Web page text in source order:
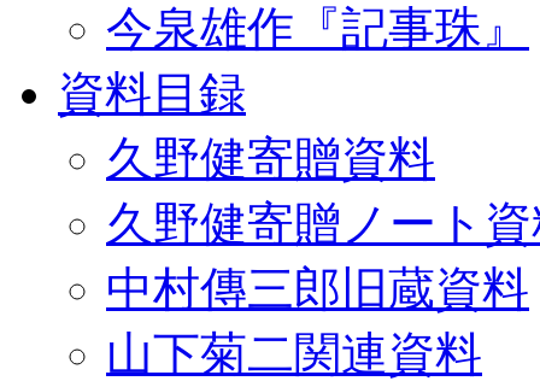
今泉雄作『記事珠』
資料目録
久野健寄贈資料
久野健寄贈ノート
中村傳三郎旧蔵資料
山下菊二関連資料